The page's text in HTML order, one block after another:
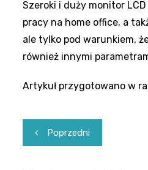
Szeroki i duży monitor
pracy na home office, a
ale tylko pod warunkiem,
również innymi
Artykuł przygotowano w
Nawigacja
wpisu
Poprzedni